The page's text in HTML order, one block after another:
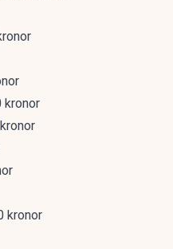
kronor
kronor